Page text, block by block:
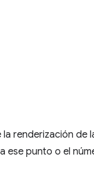
renderización de
ese punto o el